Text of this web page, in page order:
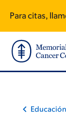
main
content
footer
Para citas,